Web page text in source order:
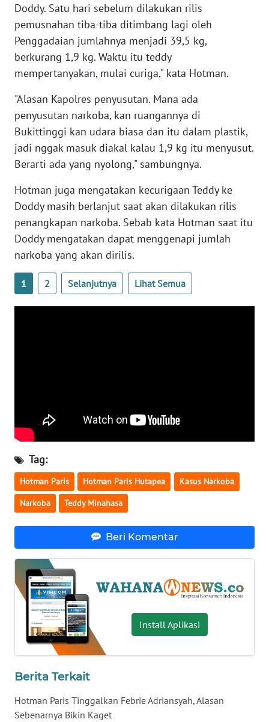
Doddy. Satu hari sebelum dilakukan rilis
pemusnahan tiba-tiba ditimbang lagi oleh
Penggadaian jumlahnya menjadi 39,5 kg,
berkurang 1,9 kg. Waktu itu teddy
mempertanyakan, mulai curiga," kata Hotman.
"Alasan Kapolres penyusutan. Mana ada
penyusutan narkoba, kan ruangannya di
Bukittinggi kan udara biasa dan itu dalam plastik,
jadi nggak masuk diakal kalau 1,9 kg itu menyusut.
Berarti ada yang nyolong," sambungnya.
Hotman juga mengatakan kecurigaan Teddy ke
Doddy masih berlanjut saat akan dilakukan rilis
penangkapan narkoba. Sebab kata Hotman saat itu
Doddy mengatakan dapat menggenapi jumlah
narkoba yang akan dirilis.
1 2 Selanjutnya Lihat Semua
Tag:
Hotman Paris Hotman Paris Hutapea Kasus Narkoba
Narkoba Teddy Minahasa
Beri Komentar
Install Aplikasi
Berita Terkait
Hotman Paris Tinggalkan Febrie Adriansyah, Alasan
Sebenarnya Bikin Kaget
WN
KEPRI
WN
PAPUA
WN
PAPUA
BARAT
RIAU
WN
SERAMBI
WN
JAMBI
WN
SULTRA
WN
SULBAR
WN
BABEL
WN
SUMBAR
WN
SUMSEL
WN
BENGKULU
WN
JATENG